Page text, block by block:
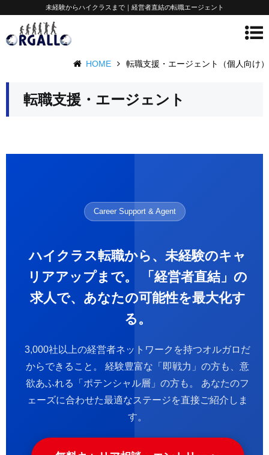
未経験からハイクラスまで｜経営者直結の転職エージェント
HOME 転職支援・エージェント（個人向け）
転職支援・エージェント
Career Support & Agent
ハイクラス転職から、未経験のキャ
リアアップまで。 「経営者直結」の
求人で、あなたの可能性を最大化す
る。
3,000社以上の経営者ネットワークを持つオルガロだ
からできること。
経験豊富な「即戦力」の方も、意
欲あふれる「ポテンシャル層」の方も。
あなたのフ
ェーズに合わせた最適なステージを直接ご紹介しま
す。